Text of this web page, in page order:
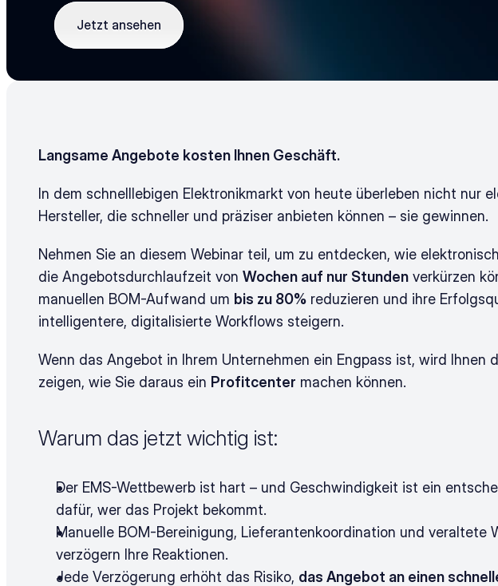
Jetzt ansehen
Jetzt ansehen
Langsame Angebote kosten Ihnen Geschäft.
In dem schnelllebigen Elektronikmarkt von heute überleben nicht nur
Hersteller, die schneller und präziser anbieten können – sie gewinnen.
Nehmen Sie an diesem Webinar teil, um zu entdecken, wie
die Angebotsdurchlaufzeit von Wochen auf nur Stunden verkürzen
manuellen BOM-Aufwand um bis zu 80% reduzieren und ihre
intelligentere, digitalisierte Workflows steigern.
Wenn das Angebot in Ihrem Unternehmen ein Engpass ist, wird Ihnen
zeigen, wie Sie daraus ein Profitcenter machen können.
Warum das jetzt wichtig ist:
Der EMS-Wettbewerb ist hart – und Geschwindigkeit ist ein
dafür, wer das Projekt bekommt.
Manuelle BOM-Bereinigung, Lieferantenkoordination und veraltete
verzögern Ihre Reaktionen.
Jede Verzögerung erhöht das Risiko, das Angebot an einen